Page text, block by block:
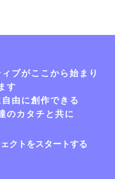
ブがここから始まり
す
由に創作できる
のカタチと共に
クトをスタートする